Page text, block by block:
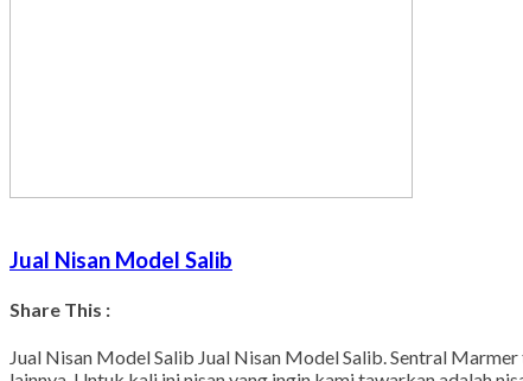
Jual Nisan Model Salib
Share This :
Jual Nisan Model Salib Jual Nisan Model Salib. Sentral